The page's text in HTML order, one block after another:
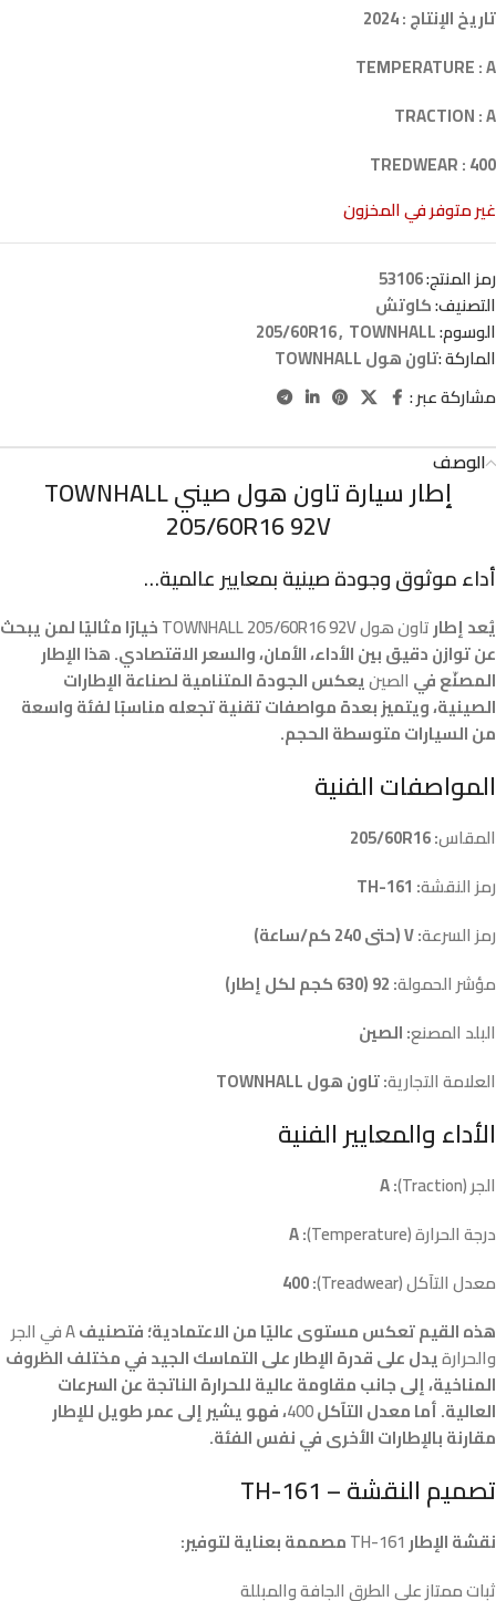
تاريخ الإنتاج : 2024
TEMPERATURE : A
TRACTION : A
TREDWEAR : 400
غير متوفر في المخزون
رمز المنتج:53106
التصنيف:كاوتش
الوسوم:
205/60R16, TOWNHALL
الماركة :تاون هول TOWNHALL
مشاركة عبر :
الوصف
إطار سيارة تاون هول صيني TOWNHALL
205/60R16 92V
أداء موثوق وجودة صينية بمعايير عالمية…
يُعد إطارتاون هول TOWNHALL 205/60R16 92V
خيارًا مثاليًا لمن يبحث
عن توازن دقيق بين الأداء، الأمان، والسعر الاقتصادي. هذا الإطار
المصنّع في الصينيعكس الجودة المتنامية لصناعة الإطارات
الصينية، ويتميز بعدة مواصفات تقنية تجعله مناسبًا لفئة واسعة
من السيارات متوسطة الحجم.
المواصفات الفنية
المقاس: 205/60R16
رمز النقشة: TH-161
رمز السرعة: V (حتى 240 كم/ساعة)
مؤشر الحمولة: 92 (630 كجم لكل إطار)
البلد المصنع: الصين
العلامة التجارية: تاون هول TOWNHALL
الأداء والمعايير الفنية
الجر (Traction)
: A
درجة الحرارة (Temperature)
: A
معدل التآكل (Treadwear)
: 400
هذه القيم تعكس مستوى عاليًا من الاعتمادية؛ فتصنيف A في الجر
والحرارةيدل على قدرة الإطار على التماسك الجيد في مختلف الظروف
المناخية، إلى جانب مقاومة عالية للحرارة الناتجة عن السرعات
العالية. أما معدل التآكل400، فهو يشير إلى عمر طويل للإطار
مقارنة بالإطارات الأخرى في نفس الفئة.
تصميم النقشة – TH-161
نقشة الإطار TH-161مصممة بعناية لتوفير:
ثبات ممتاز على الطرق الجافة والمبللة